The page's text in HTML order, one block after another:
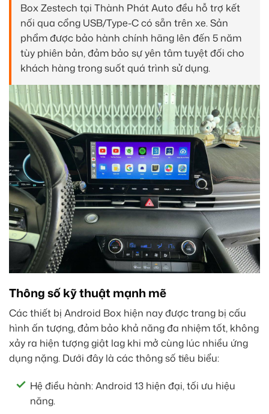
Box Zestech tại Thành Phát Auto đều hỗ trợ kết
nối qua cổng USB/Type-C có sẵn trên xe. Sản
phẩm được bảo hành chính hãng lên đến 5 năm
tùy phiên bản, đảm bảo sự yên tâm tuyệt đối cho
khách hàng trong suốt quá trình sử dụng.
Thông số kỹ thuật mạnh mẽ
Các thiết bị Android Box hiện nay được trang bị cấu
hình ấn tượng, đảm bảo khả năng đa nhiệm tốt, không
xảy ra hiện tượng giật lag khi mở cùng lúc nhiều ứng
dụng nặng. Dưới đây là các thông số tiêu biểu:
Hệ điều hành: Android 13 hiện đại, tối ưu hiệu
năng.